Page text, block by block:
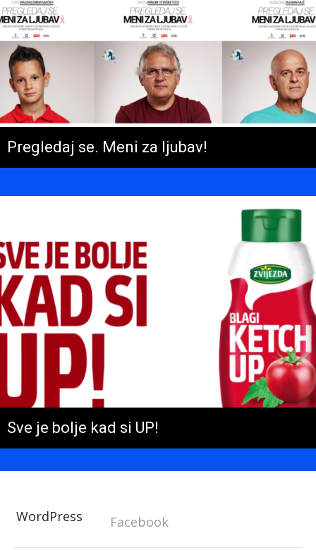
Pregledaj se. Meni za ljubav!
Sve je bolje kad si UP!
WordPress Facebook